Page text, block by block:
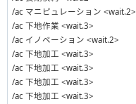
/ac マニピュレーション <wait.2>
/ac 下地作業 <wait.3>
/ac イノベーション <wait.2>
/ac 下地加工 <wait.3>
/ac 下地加工 <wait.3>
/ac 下地加工 <wait.3>
/ac 下地加工 <wait.3>